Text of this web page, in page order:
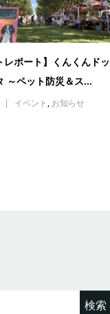
レポート】くんくんドッ
～ペット防災＆ス...
イベント , お知らせ